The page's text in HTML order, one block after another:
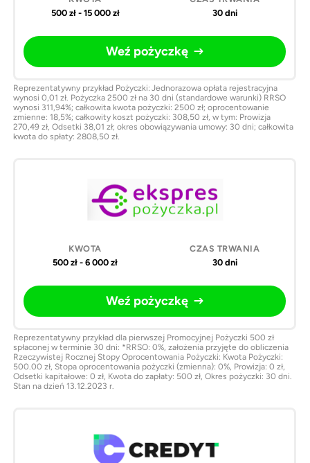
500 zł - 15 000 zł 30 dni
Weź pożyczkę
Reprezentatywny przykład Pożyczki: Jednorazowa opłata rejestracyjna
wynosi 0,01 zł. Pożyczka 2500 zł na 30 dni (standardowe warunki) RRSO
wynosi 311,94%; całkowita kwota pożyczki: 2500 zł; oprocentowanie
zmienne: 18,5%; całkowity koszt pożyczki: 308,50 zł, w tym: Prowizja
270,49 zł, Odsetki 38,01 zł; okres obowiązywania umowy: 30 dni; całkowita
kwota do spłaty: 2808,50 zł.
500 zł - 6 000 zł 30 dni
Weź pożyczkę
Reprezentatywny przykład dla pierwszej Promocyjnej Pożyczki 500 zł
spłaconej w terminie 30 dni: *RRSO: 0%, założenia przyjęte do obliczenia
Rzeczywistej Rocznej Stopy Oprocentowania Pożyczki: Kwota Pożyczki:
500.00 zł, Stopa oprocentowania pożyczki (zmienna): 0%, Prowizja: 0 zł,
Odsetki kapitałowe: 0 zł, Kwota do zapłaty: 500 zł, Okres pożyczki: 30 dni.
Stan na dzień 13.12.2023 r.